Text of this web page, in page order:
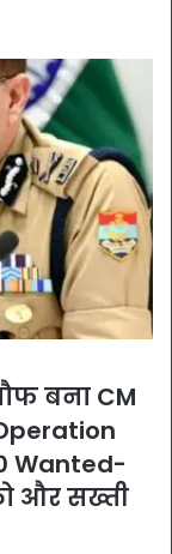
बना CM
Wanted-
और सख्ती